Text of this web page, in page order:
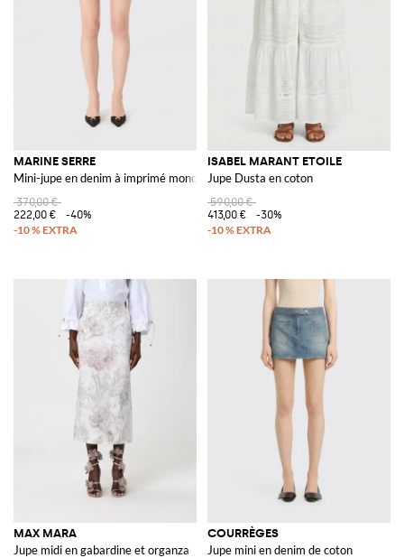
MARINE SERRE
Mini-jupe en denim à imprimé monogramme
370,00 €
222,00 €
-40%
ISABEL MARANT ETOILE
Jupe Dusta en coton
590,00 €
413,00 €
-30%
MAX MARA
Jupe midi en gabardine et organza
COURRÈGES
Jupe mini en denim de coton